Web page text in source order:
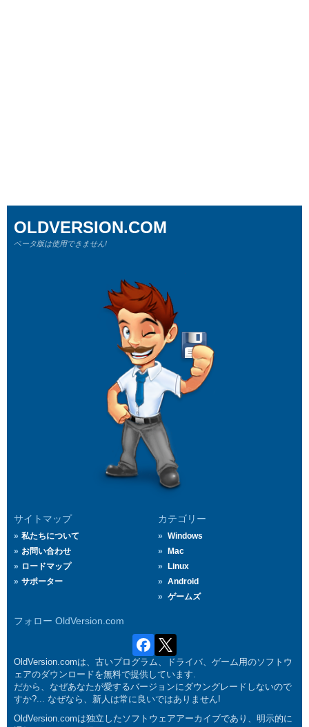
サイトマップ
私たちについて
お問い合わせ
ロードマップ
サポーター
カテゴリー
Windows
Mac
Linux
Android
ゲームズ
フォロー OldVersion.com
OLDVERSION.COM
ベータ版は使用できません!
OldVersion.comは、古いプログラム、ドライバ、ゲーム用のソフトウ
ェアのダウンロードを無料で提供しています.
だから、なぜあなたが愛するバージョンにダウングレードしないので
すか?... なぜなら、新人は常に良いではありません!
OldVersion.comは独立したソフトウェアアーカイブであり、明示的に